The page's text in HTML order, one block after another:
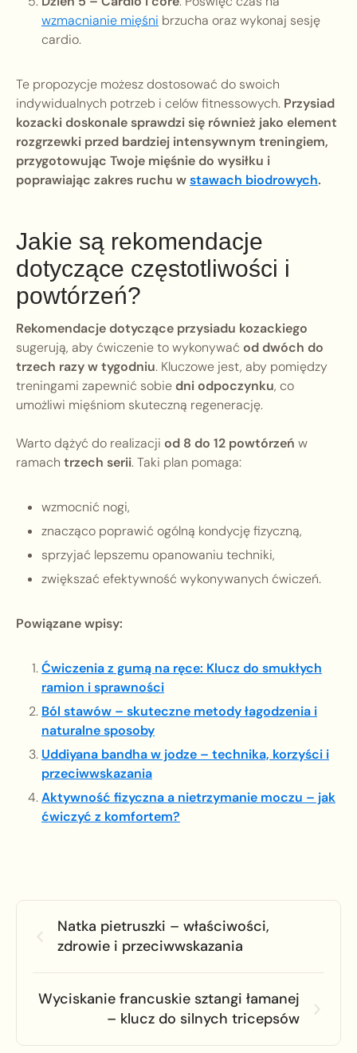
wzmacnianie mięśni brzucha oraz wykonaj sesję
cardio.
Te propozycje możesz dostosować do swoich
indywidualnych potrzeb i celów fitnessowych. Przysiad
kozacki doskonale sprawdzi się również jako element
rozgrzewki przed bardziej intensywnym treningiem,
przygotowując Twoje mięśnie do wysiłku i
poprawiając zakres ruchu wstawach biodrowych.
Jakie są rekomendacje
dotyczące częstotliwości i
powtórzeń?
Rekomendacje dotyczące przysiadu kozackiego
sugerują, aby ćwiczenie to wykonywać od dwóch do
trzech razy w tygodniu. Kluczowe jest, aby pomiędzy
treningami zapewnić sobiedni odpoczynku, co
umożliwi mięśniom skuteczną regenerację.
Warto dążyć do realizacji od 8 do 12 powtórzeń w
ramach trzech serii. Taki plan pomaga:
wzmocnić nogi,
znacząco poprawić ogólną kondycję fizyczną,
sprzyjać lepszemu opanowaniu techniki,
zwiększać efektywność wykonywanych ćwiczeń.
Powiązane wpisy:
Ćwiczenia z gumą na ręce: Klucz do smukłych
ramion i sprawności
Ból stawów – skuteczne metody łagodzenia i
naturalne sposoby
Uddiyana bandha w jodze – technika, korzyści i
przeciwwskazania
Aktywność fizyczna a nietrzymanie moczu – jak
ćwiczyć z komfortem?
Natka pietruszki – właściwości,
zdrowie i przeciwwskazania
Wyciskanie francuskie sztangi łamanej
– klucz do silnych tricepsów